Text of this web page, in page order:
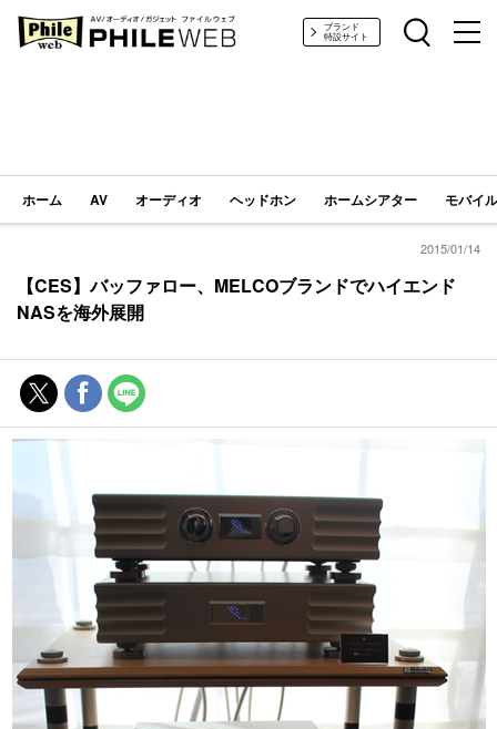
PHILE WEB｜AV/オーディオ/ガジェットブランド
特設サイト
ホーム AV オーディオ ヘッドホン ホームシアター モバイ
2015/01/14
【CES】バッファロー、MELCOブランドでハイエンド
NASを海外展開